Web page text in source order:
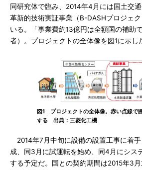
同研究体で臨み、2014年4月には国土交
革新的技術実証事業（B-DASHプロジェ
いる。「事業費約13億円は全額国の補助
者）。プロジェクトの全体像を図1に示し
図1 プロジェクトの全体像。赤い点線で
する 出典：三菱化工機
2014年7月中旬に設備の設置工事に着
成、同3月に試運転を始め、同4月にシス
する予定だ。国との契約期間は2015年3